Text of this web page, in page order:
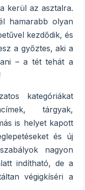
kerül az asztalra.
hamarabb olyan
kezdődik, és
a győztes, aki a
– a tét tehát a
kategóriákat
tárgyak,
is helyet kapott
és új
nagyon
indítható, de a
végigkíséri a